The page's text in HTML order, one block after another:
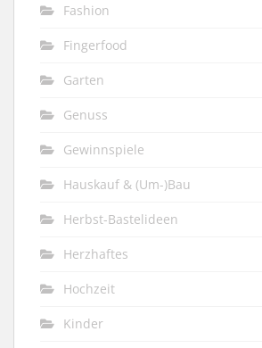
Fashion
Fingerfood
Garten
Genuss
Gewinnspiele
Hauskauf & (Um-)Bau
Herbst-Bastelideen
Herzhaftes
Hochzeit
Kinder